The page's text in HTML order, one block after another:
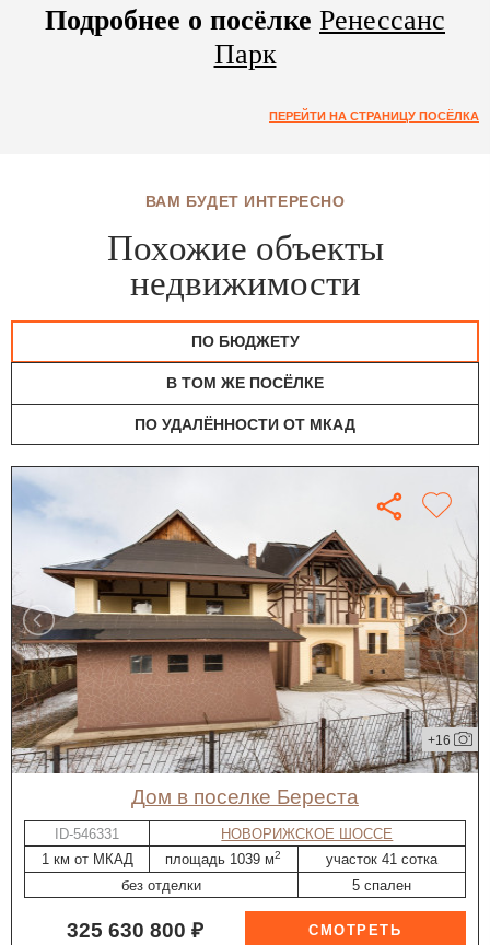
Подробнее о посёлке Ренессанс
Парк
ПЕРЕЙТИ НА СТРАНИЦУ ПОСЁЛКА
ВАМ БУДЕТ ИНТЕРЕСНО
Похожие объекты
недвижимости
ПО БЮДЖЕТУ
В ТОМ ЖЕ ПОСЁЛКЕ
ПО УДАЛЁННОСТИ ОТ МКАД
+16
дом в поселке Береста
ID-546331
НОВОРИЖСКОЕ ШОССЕ
1 км от МКАД
площадь 1039 м2
участок 41 сотка
без отделки
5 спален
325 630 800 ₽